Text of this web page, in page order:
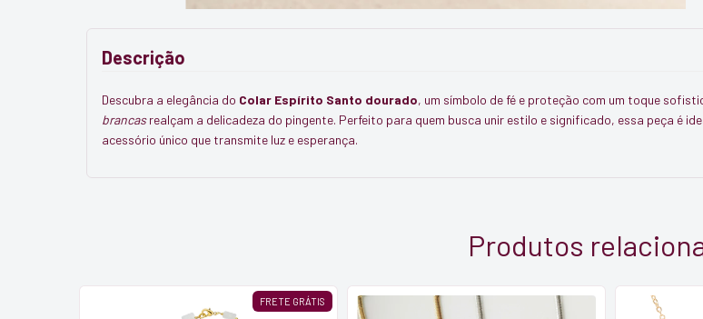
Descrição
Descubra a elegância do Colar Espírito Santo dourado, um símbolo de fé e proteção com um toque
brancasrealçam a delicadeza do pingente. Perfeito para quem busca unir estilo e significado, essa peça é
acessório único que transmite luz e esperança.
Produtos
FRETE GRÁTIS